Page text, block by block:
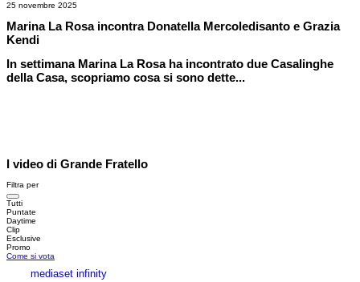
25 novembre 2025
Marina La Rosa incontra Donatella Mercoledisanto e Grazia
Kendi
In settimana Marina La Rosa ha incontrato due Casalinghe
della Casa, scopriamo cosa si sono dette...
I video di Grande Fratello
Filtra per
Tutti
Puntate
Daytime
Clip
Esclusive
Promo
Come si vota
mediaset infinity